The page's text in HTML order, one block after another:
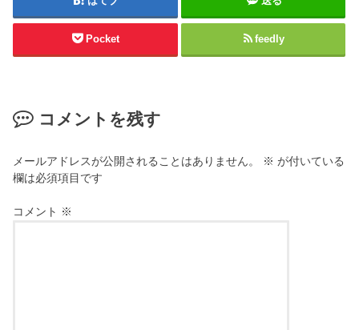
Pocket feedly
コメントを残す
メールアドレスが公開されることはありません。 ※ が付いている
欄は必須項目です
コメント ※